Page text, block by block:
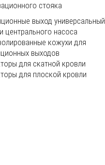
стояка
выход универсальный
центрального насоса
кожухи для
выходов
для скатной кровли
для плоской кровли